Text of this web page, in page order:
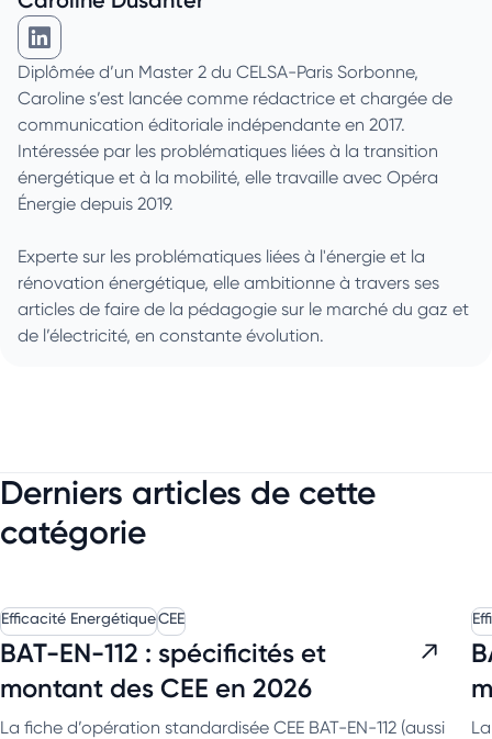
Caroline Dusanter sur Linkedin
Diplômée d’un Master 2 du CELSA-Paris Sorbonne,
Caroline s’est lancée comme rédactrice et chargée de
communication éditoriale indépendante en 2017.
Intéressée par les problématiques liées à la transition
énergétique et à la mobilité, elle travaille avec Opéra
Énergie depuis 2019.
Experte sur les problématiques liées à l'énergie et la
rénovation énergétique, elle ambitionne à travers ses
articles de faire de la pédagogie sur le marché du gaz et
de l’électricité, en constante évolution.
Derniers articles de cette
catégorie
Efficacité EnergétiqueCEE
BAT-EN-112 : spécificités et
montant des CEE en 2026
La fiche d’opération standardisée CEE BAT-EN-112 (aussi